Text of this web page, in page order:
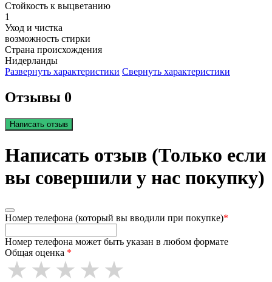
Стойкость к выцветанию
1
Уход и чистка
возможность стирки
Страна происхождения
Нидерланды
Развернуть характеристики Свернуть характеристики
Отзывы 0
Написать отзыв
Написать отзыв (Только если
вы совершили у нас покупку)
Номер телефона (который вы вводили при покупке)*
Номер телефона может быть указан в любом формате
Общая оценка *